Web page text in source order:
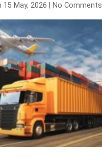
15 May, 2026 | No Comments